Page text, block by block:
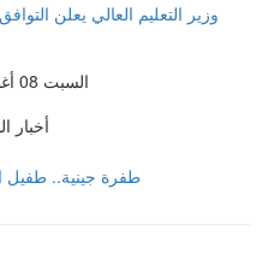
وزير التعليم العالي يعلن
السبت 08 أغسطس 2026 09:59 مساءً
أخبار
طفرة جينية.. طفيل